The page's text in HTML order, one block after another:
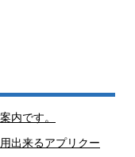
内です。
出来るアプリクー